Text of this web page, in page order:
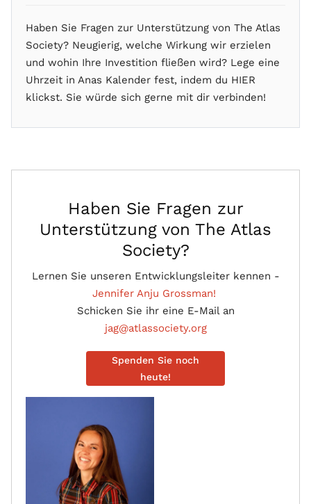
Haben Sie Fragen zur Unterstützung von The Atlas
Society? Neugierig, welche Wirkung wir erzielen
und wohin Ihre Investition fließen wird? Lege eine
Uhrzeit in Anas Kalender fest, indem du HIER
klickst. Sie würde sich gerne mit dir verbinden!
Haben Sie Fragen zur
Unterstützung von The Atlas
Society?
Lernen Sie unseren Entwicklungsleiter kennen -
Jennifer Anju Grossman!
Schicken Sie ihr eine E-Mail an
jag@atlassociety.org
Spenden Sie noch
heute!